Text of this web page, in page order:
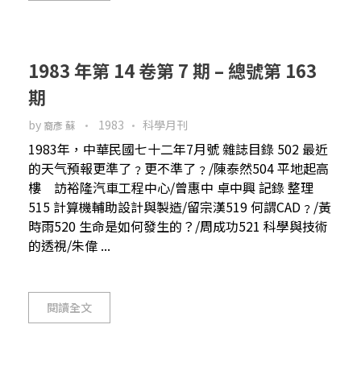
1983 年第 14 卷第 7 期 – 總號第 163
期
by 裔彥 蘇 1983 科學月刊
1983年，中華民國七十二年7月號 雜誌目錄 502 最近
的天气預報更準了﹖更不準了﹖/陳泰然504 平地起高
樓 訪裕隆汽車工程中心/曾惠中 卓中興 記錄 整理
515 計算機輔助設計與製造/留宗漢519 何謂CAD﹖/黃
時雨520 生命是如何發生的？/周成功521 科學與技術
的透視/朱偉 ...
閱讀全文